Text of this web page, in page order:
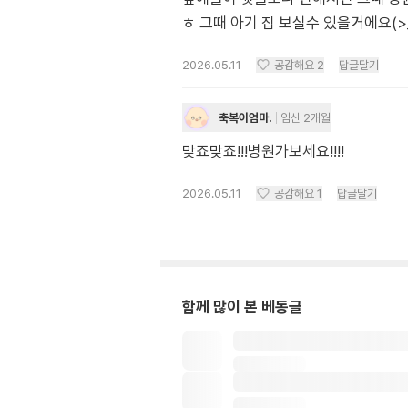
ㅎ 그때 아기 집 보실수 있을거에요
2026.05.11 공감해요 2 답글달기
축복이엄마. 임신 2개월
맞죠맞죠!!!병원가보세요!!!!
2026.05.11 공감해요 1 답글달기
함께 많이 본 베동글